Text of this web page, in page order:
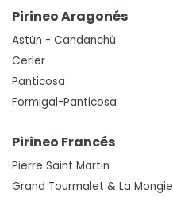
Pirineo Aragonés
Astún - Candanchú
Cerler
Panticosa
Formigal-Panticosa
Pirineo Francés
Pierre Saint Martin
Grand Tourmalet & La Mongie